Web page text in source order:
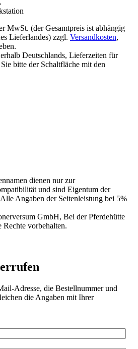
MwSt. (der Gesamtpreis ist abhängig
Lieferlandes) zzgl. Versandkosten,
Deutschlands, Lieferzeiten für
bitte der Schaltfläche mit den
dienen nur zur
und sind Eigentum der
Angaben der Seitenleistung bei 5%
GmbH, Bei der Pferdehütte
vorbehalten.
Adresse, die Bestellnummer und
die Angaben mit Ihrer